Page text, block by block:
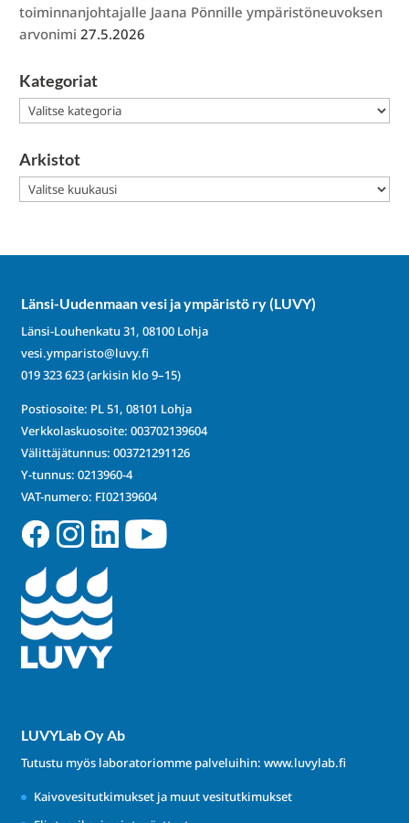
toiminnanjohtajalle Jaana Pönnille ympäristöneuvoksen
arvonimi 27.5.2026
Kategoriat
Kategoriat
Arkistot
Arkistot
Länsi-Uudenmaan vesi ja ympäristö ry (LUVY)
Länsi-Louhenkatu 31, 08100 Lohja
vesi.ymparisto@luvy.fi
019 323 623(arkisin klo 9–15)
Postiosoite: PL 51, 08101 Lohja
Verkkolaskuosoite: 003702139604
Välittäjätunnus: 003721291126
Y-tunnus: 0213960-4
VAT-numero: FI02139604
LUVYLab Oy Ab
Tutustu myös laboratoriomme palveluihin: www.luvylab.fi
Kaivovesitutkimukset ja muut vesitutkimukset